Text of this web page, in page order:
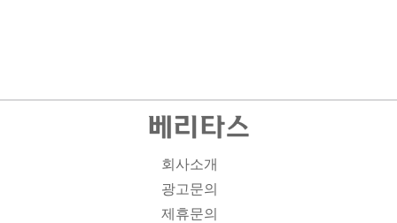
회사소개
광고문의
제휴문의